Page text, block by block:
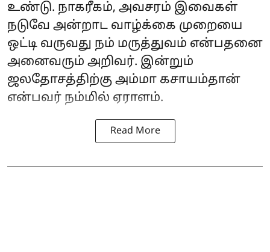
உண்டு. நாகரீகம், அவசரம் இவைகள்
நடுவே அன்றாட வாழ்க்கை முறையை
ஒட்டி வருவது நம் மருத்துவம் என்பதனை
அனைவரும் அறிவர். இன்றும்
ஜலதோசத்திற்கு அம்மா கசாயம்தான்
என்பவர் நம்மில் ஏராளம்.
Read More